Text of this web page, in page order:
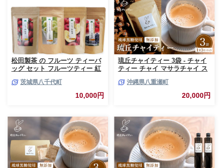
松田製茶 の フルーツ ティーバ
ッグ セット フルーツティー 紅
ラックス 疲労回復 ティー ふる
さと納税 10000円 [AF142ya]
茨城県八千代町
10,000円
琉丘チャイティー 3袋 - チャイ
ティー チャイ マサラチャイ ス
ティーパック お手軽 簡単 人気
おすすめ 無添加 無農薬 黒糖 国
産 自然の恵み 優しい 味わい 沖
沖縄県八重瀬町
20,000円